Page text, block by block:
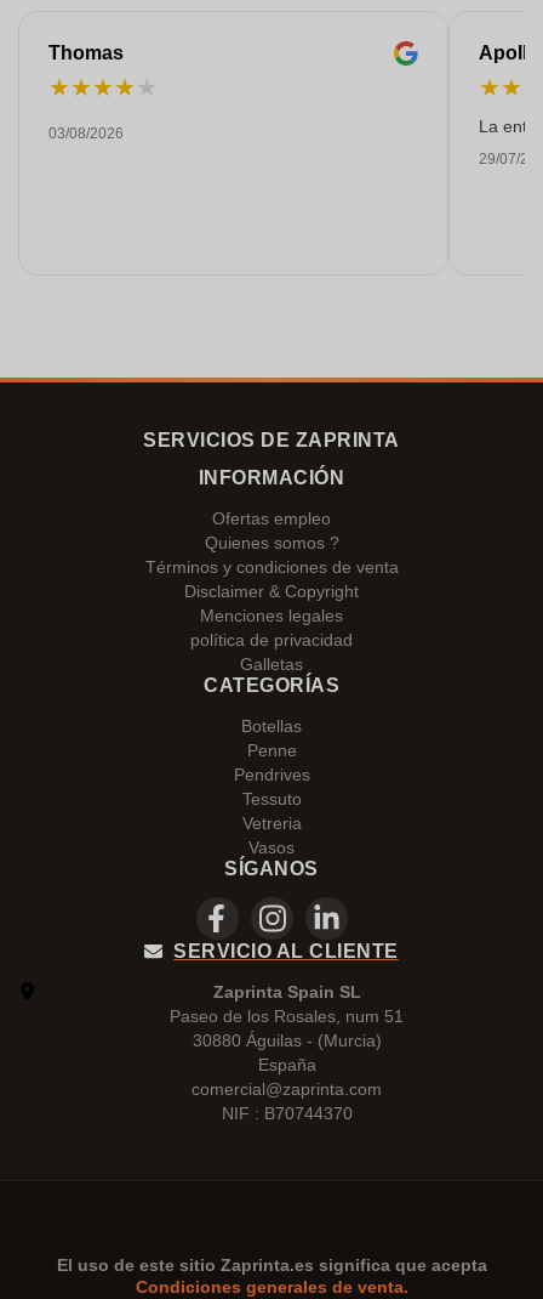
Thomas
★★★★★
03/08/2026
★★
La
29/07/
SERVICIOS DE ZAPRINTA
INFORMACIÓN
Ofertas empleo
Quienes somos ?
Términos y condiciones de venta
Disclaimer & Copyright
Menciones legales
política de privacidad
Galletas
CATEGORÍAS
Botellas
Penne
Pendrives
Tessuto
Vetreria
Vasos
SÍGANOS
SERVICIO AL CLIENTE
Zaprinta Spain SL
Paseo de los Rosales, num 51
30880 Águilas - (Murcia)
España
comercial@zaprinta.com
NIF : B70744370
El uso de este sitio Zaprinta.es significa que acepta
Condiciones generales de venta.